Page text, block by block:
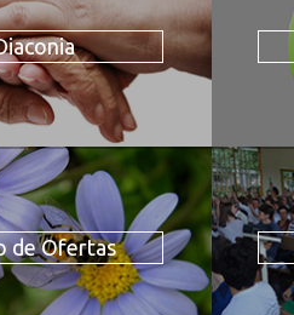
de Ofertas